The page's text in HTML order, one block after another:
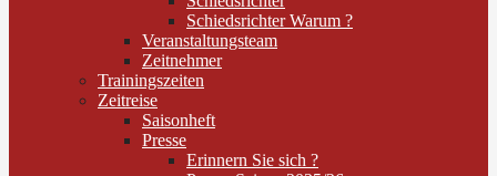
Schiedsrichter Warum ?
Veranstaltungsteam
Zeitnehmer
Trainingszeiten
Zeitreise
Saisonheft
Presse
Erinnern Sie sich ?